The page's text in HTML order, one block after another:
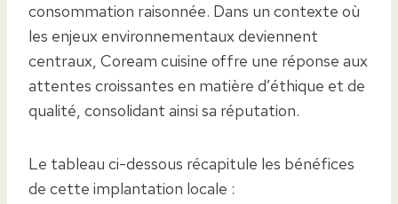
consommation raisonnée. Dans un contexte où
les enjeux environnementaux deviennent
centraux, Coream cuisine offre une réponse aux
attentes croissantes en matière d’éthique et de
qualité, consolidant ainsi sa réputation.
Le tableau ci-dessous récapitule les bénéfices
de cette implantation locale :